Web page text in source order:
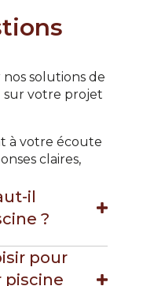
solutions de
sur votre projet
à votre écoute
claires,
il
?
pour
piscine